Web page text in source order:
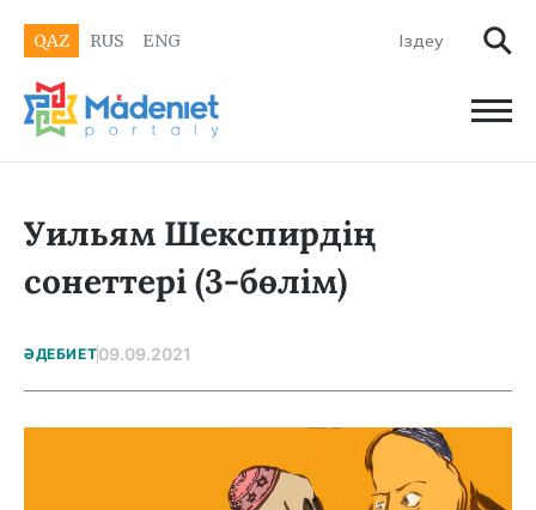
QAZ RUS ENG
Уильям Шекспирдің
сонеттері (3-бөлім)
ӘДЕБИЕТ09.09.2021